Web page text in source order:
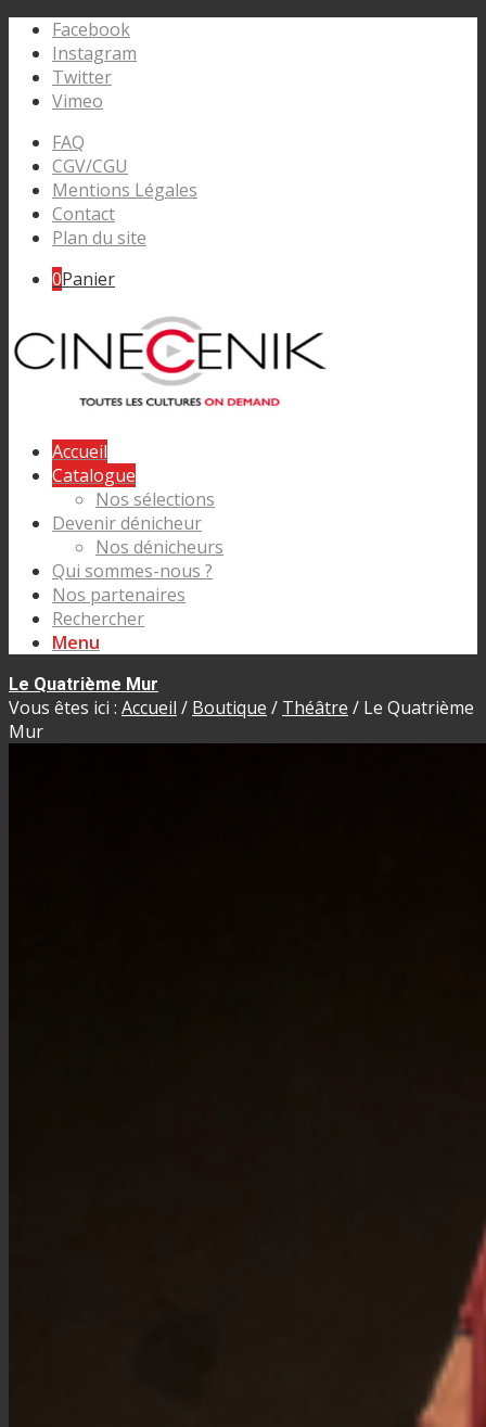
Facebook
Instagram
Twitter
Vimeo
FAQ
CGV/CGU
Mentions Légales
Contact
Plan du site
0Panier
Accueil
Catalogue
Nos sélections
Devenir dénicheur
Nos dénicheurs
Qui sommes-nous ?
Nos partenaires
Rechercher
Menu
Le Quatrième Mur
Vous êtes ici : Accueil / Boutique / Théâtre / Le Quatrième
Mur